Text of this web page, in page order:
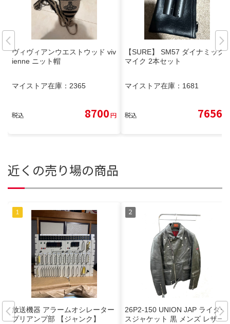
ヴィヴィアンウエストウッド viv
ienne ニット帽
マイストア在庫： 2365
税込 8700円
【SURE】 SM57 ダイナミック
マイク 2本セット
マイストア在庫： 1681
税込 7656
近くの売り場の商品
放送機器 アラームオシレーター
プリアンプ部 【ジャンク】
26P2-150 UNION JAP ライダー
スジャケット 黒 メンズ レザー